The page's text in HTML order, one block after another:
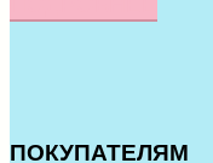
ПОКУПАТЕЛЯМ